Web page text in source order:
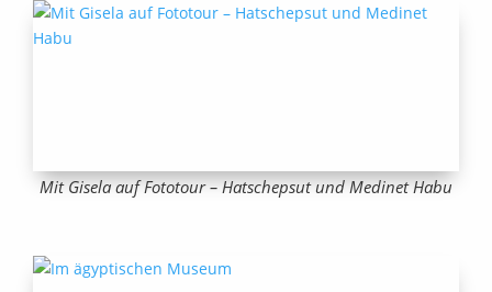
Mit Gisela auf Fototour – Hatschepsut und Medinet Habu